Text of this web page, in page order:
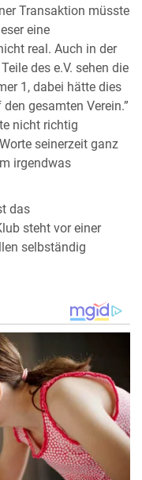
Transaktion müsste
eine
real. Auch in der
des e.V. sehen die
1, dabei hätte dies
gesamten Verein.”
nicht richtig
seinerzeit ganz
irgendwas
das
steht vor einer
selbständig